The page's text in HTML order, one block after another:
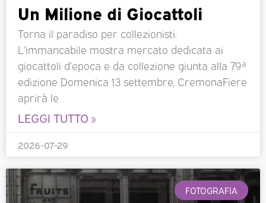
Un Milione di Giocattoli
Torna il paradiso per collezionisti.
L’immancabile mostra mercato dedicata ai
giocattoli d’epoca e da collezione giunta alla 79ª
edizione Domenica 13 settembre, CremonaFiere
aprirà le
LEGGI TUTTO »
2026-07-29
FOTOGRAFIA